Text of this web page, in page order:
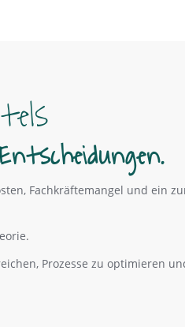
Fachkräftemangel und ein
Prozesse zu optimieren